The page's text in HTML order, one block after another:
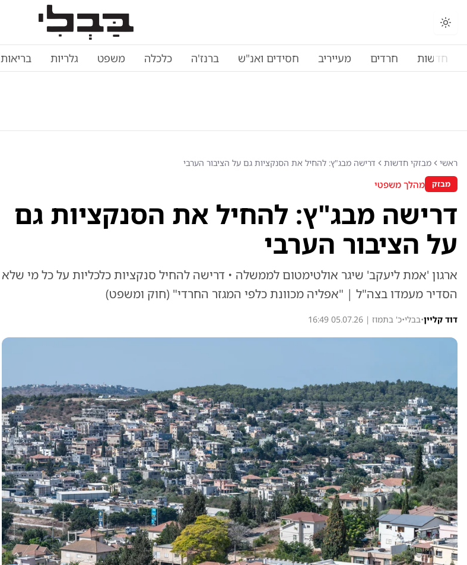
חדשות חרדים מעייריב חסידים ואנ"ש ברנז'ה כלכלה משפט גלריות בריאות
ראשי מבזקי חדשות דרישה מבג"ץ: להחיל את הסנקציות גם על הציבור הערבי
מבזק מהלך משפטי
דרישה מבג"ץ: להחיל את הסנקציות גם
על הציבור הערבי
ארגון 'אמת ליעקב' שיגר אולטימטום לממשלה • דרישה להחיל סנקציות כלכליות על כל מי שלא
הסדיר מעמדו בצה"ל | "אפליה מכוונת כלפי המגזר החרדי" (חוק ומשפט)
דוד קליין•בבלי•כ' בתמוז | 05.07.26 16:49